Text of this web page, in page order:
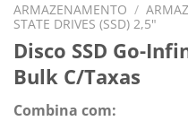
ARMAZENAMENTO /
STATE DRIVES (SSD) 2,5"
Disco SSD Go-
Bulk C/Taxas
Combina com: